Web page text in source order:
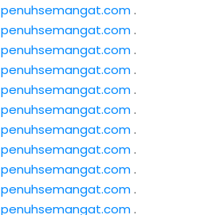
penuhsemangat.com.
penuhsemangat.com.
penuhsemangat.com.
penuhsemangat.com.
penuhsemangat.com.
penuhsemangat.com.
penuhsemangat.com.
penuhsemangat.com.
penuhsemangat.com.
penuhsemangat.com.
penuhsemangat.com.